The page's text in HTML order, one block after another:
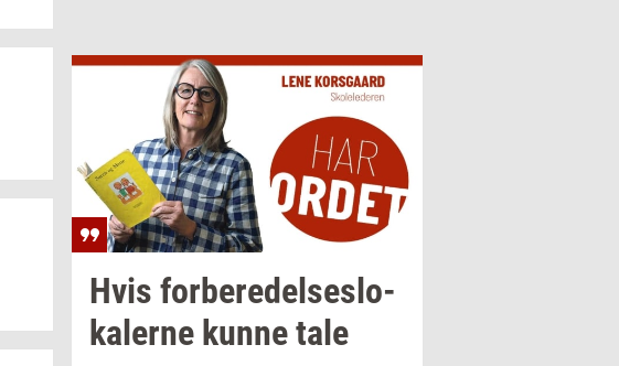
Hvis for­be­re­del­ses­lo­
ka­ler­ne kunne tale